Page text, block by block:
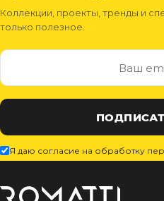
Коллекции, проекты, тренды и
только полезное.
Я даю согласие на обработку